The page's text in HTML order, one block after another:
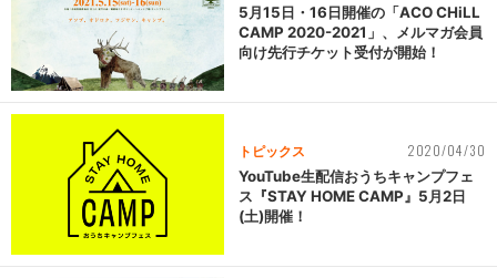
5月15日・16日開催の「ACO CHiLL
CAMP 2020-2021」、メルマガ会員
向け先行チケット受付が開始！
トピックス 2020/04/30
YouTube生配信おうちキャンプフェ
ス『STAY HOME CAMP』5月2日
(土)開催！